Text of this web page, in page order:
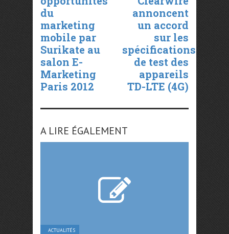
du
marketing
mobile par
Surikate au
salon E-
Marketing
Paris 2012
annoncent
un accord
sur les
spécifications
de test des
appareils
TD-LTE (4G)
A LIRE ÉGALEMENT
ACTUALITÉS